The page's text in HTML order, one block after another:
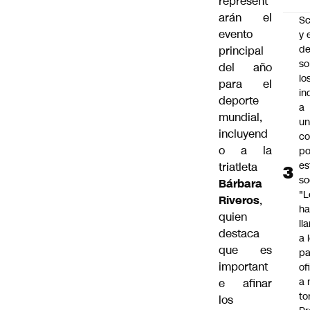
arán el
evento
principal
del año
para el
deporte
mundial,
incluyend
o a la
triatleta
Bárbara
Riveros,
quien
destaca
que es
important
e afinar
los
y
a
a
a